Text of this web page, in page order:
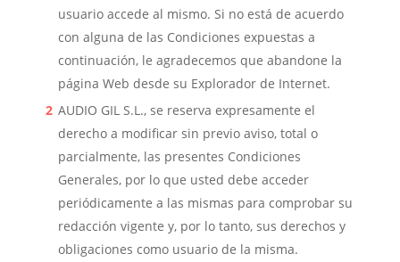
usuario accede al mismo. Si no está de acuerdo
con alguna de las Condiciones expuestas a
continuación, le agradecemos que abandone la
página Web desde su Explorador de Internet.
AUDIO GIL S.L., se reserva expresamente el
derecho a modificar sin previo aviso, total o
parcialmente, las presentes Condiciones
Generales, por lo que usted debe acceder
periódicamente a las mismas para comprobar su
redacción vigente y, por lo tanto, sus derechos y
obligaciones como usuario de la misma.